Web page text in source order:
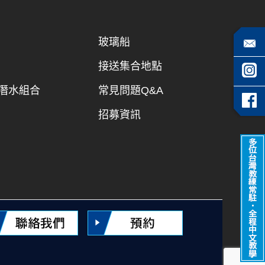
水組合
玻璃船
接送集合地點
常見問題Q&A
招募資訊